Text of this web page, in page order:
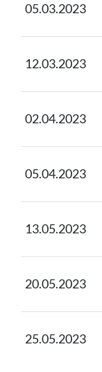
05.03.2023
12.03.2023
02.04.2023
05.04.2023
13.05.2023
20.05.2023
25.05.2023